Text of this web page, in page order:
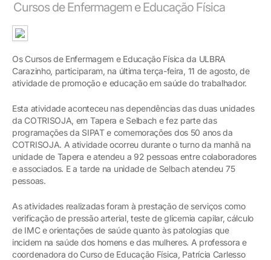
Cursos de Enfermagem e Educação Física
Os Cursos de Enfermagem e Educação Física da ULBRA
Carazinho, participaram, na última terça-feira, 11 de agosto, de
atividade de promoção e educação em saúde do trabalhador.
Esta atividade aconteceu nas dependências das duas unidades
da COTRISOJA, em Tapera e Selbach e fez parte das
programações da SIPAT e comemorações dos 50 anos da
COTRISOJA. A atividade ocorreu durante o turno da manhã na
unidade de Tapera e atendeu a 92 pessoas entre colaboradores
e associados. E a tarde na unidade de Selbach atendeu 75
pessoas.
As atividades realizadas foram à prestação de serviços como
verificação de pressão arterial, teste de glicemia capilar, cálculo
de IMC e orientações de saúde quanto às patologias que
incidem na saúde dos homens e das mulheres. A professora e
coordenadora do Curso de Educação Física, Patrícia Carlesso